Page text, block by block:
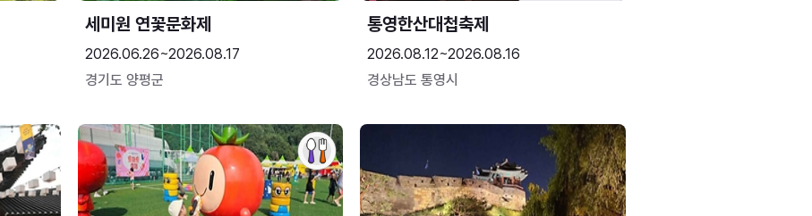
세미원 연꽃문화제
2026.06.26~2026.08.17
경기도 양평군
통영한산대첩축제
2026.08.12~2026.08.16
경상남도 통영시